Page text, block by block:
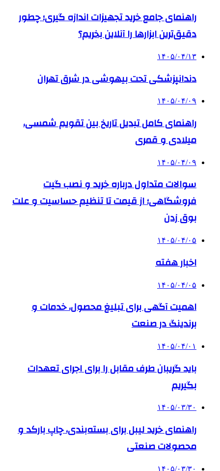
راهنمای جامع خرید تجهیزات اندازه گیری؛ چطور
دقیق‌ترین ابزارها را آنلاین بخریم؟
۱۴۰۵/۰۴/۱۳
دندانپزشکی تحت بیهوشی در شرق تهران
۱۴۰۵/۰۴/۰۹
راهنمای کامل تبدیل تاریخ بین تقویم شمسی،
میلادی و قمری
۱۴۰۵/۰۴/۰۹
سوالات متداول درباره خرید و نصب گیت
فروشگاهی؛ از قیمت تا تنظیم حساسیت و علت
بوق زدن
۱۴۰۵/۰۴/۰۵
اخبار هفته
۱۴۰۵/۰۴/۰۵
اهمیت آگهی برای تبلیغ محصول، خدمات و
برندینگ در صنعت
۱۴۰۵/۰۴/۰۱
باید گریبان طرف مقابل را برای اجرای تعهدات
بگیریم
۱۴۰۵/۰۳/۳۰
راهنمای خرید لیبل برای بسته‌بندی، چاپ بارکد و
محصولات صنعتی
۱۴۰۵/۰۳/۳۰